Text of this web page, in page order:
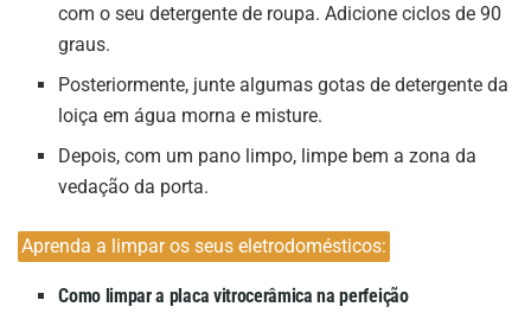
com o seu detergente de roupa. Adicione ciclos de 90
graus.
Posteriormente, junte algumas gotas de detergente da
loiça em água morna e misture.
Depois, com um pano limpo, limpe bem a zona da
vedação da porta.
Aprenda a limpar os seus eletrodomésticos:
Como limpar a placa vitrocerâmica na perfeição